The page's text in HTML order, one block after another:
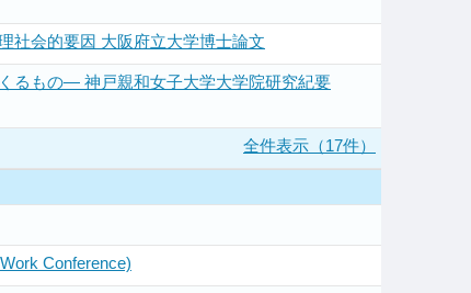
社会的要因 大阪府立大学博士論文
るもの― 神戸親和女子大学大学院研究紀要
全件表示（17件）
Conference)